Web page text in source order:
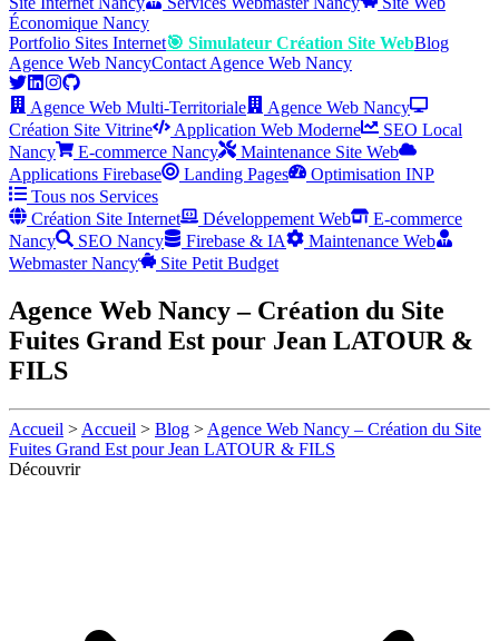
Économique Nancy
Portfolio Sites Internet🎯 Simulateur Création Site WebBlog
Agence Web NancyContact Agence Web Nancy
Agence Web Multi-Territoriale
Agence Web Nancy
Création Site Vitrine
Application Web Moderne
SEO Local
Nancy
E-commerce Nancy
Maintenance Site Web
Applications Firebase
Landing Pages
Optimisation INP
Tous nos Services
Création Site Internet
Développement Web
E-commerce
Nancy
SEO Nancy Firebase & IA
Maintenance Web
Webmaster Nancy
Site Petit Budget
Agence Web Nancy – Création du Site
Fuites Grand Est pour Jean LATOUR &
FILS
Accueil > Accueil > Blog > Agence Web Nancy – Création du Site
Fuites Grand Est pour Jean LATOUR & FILS
Découvrir